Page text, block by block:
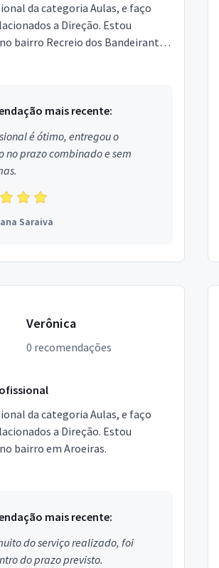
da categoria Aulas, e faço
a Direção. Estou
bairro Recreio dos Bandeirantes
mais recente:
é ótimo, entregou o
no prazo combinado e sem
Saraiva
Verônica
0 recomendações
da categoria Aulas, e faço
a Direção. Estou
localizado no bairro em Aroeiras.
mais recente:
do serviço realizado, foi
do prazo previsto.